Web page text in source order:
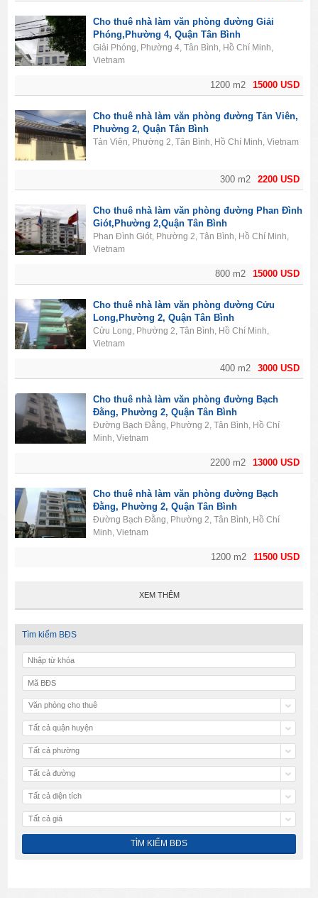
15000 USD
1200 m2
Cho thuê nhà làm văn phòng đường Giải
Phóng,Phường 4, Quận Tân Bình
Giải Phóng, Phường 4, Tân Bình, Hồ Chí Minh,
Vietnam
2200 USD
300 m2
Cho thuê nhà làm văn phòng đường Tản Viên,
Phường 2, Quận Tân Bình
Tản Viên, Phường 2, Tân Bình, Hồ Chí Minh, Vietnam
15000 USD
800 m2
Cho thuê nhà làm văn phòng đường Phan Đình
Giót,Phường 2,Quận Tân Bình
Phan Đình Giót, Phường 2, Tân Bình, Hồ Chí Minh,
Vietnam
3000 USD
400 m2
Cho thuê nhà làm văn phòng đường Cửu
Long,Phường 2, Quận Tân Bình
Cửu Long, Phường 2, Tân Bình, Hồ Chí Minh,
Vietnam
13000 USD
2200 m2
Cho thuê nhà làm văn phòng đường Bạch
Đằng, Phường 2, Quận Tân Bình
Đường Bạch Đằng, Phường 2, Tân Bình, Hồ Chí
Minh, Vietnam
11500 USD
1200 m2
Cho thuê nhà làm văn phòng đường Bạch
Đằng, Phường 2, Quận Tân Bình
Đường Bạch Đằng, Phường 2, Tân Bình, Hồ Chí
Minh, Vietnam
XEM THÊM
Tìm kiếm BĐS
Văn phòng cho thuê
Tất cả quận huyện
Tất cả phường
Tất cả đường
Tất cả diện tích
Tất cả giá